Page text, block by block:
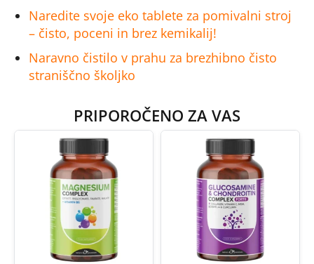
Naredite svoje eko tablete za pomivalni stroj
– čisto, poceni in brez kemikalij!
Naravno čistilo v prahu za brezhibno čisto
straniščno školjko
PRIPOROČENO ZA VAS